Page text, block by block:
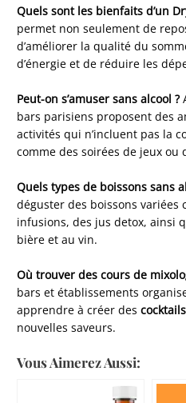
Quels sont les bienfaits d’un
permet non seulement de
d’améliorer la qualité du
d’énergie et de réduire les
Peut-on s’amuser sans alcool ?
bars parisiens proposent des
activités qui n’incluent pas la
comme des soirées de jeux ou
Quels types de boissons sans
déguster des boissons variées
infusions, des jus detox, ainsi
bière et au vin.
Où trouver des cours de
bars et établissements
apprendre à créer des
nouvelles saveurs.
Vous Aimerez Aussi: